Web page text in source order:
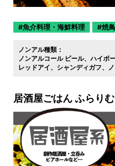
魚介料理・海鮮料理 焼鳥
ノンアル種類：
ノンアルコール ビール
ハイボ
レッドアイ
シャンディガフ
居酒屋ごはん ふらり